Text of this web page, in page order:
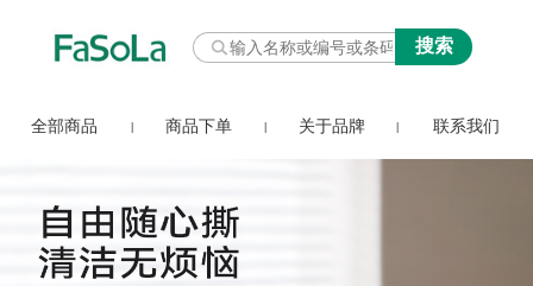
全部商品 商品下单 关于品牌 联系我们